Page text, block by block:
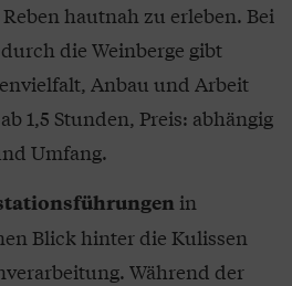
hautnah zu erleben. Bei
die Weinberge gibt
Anbau und Arbeit
1,5 Stunden, Preis: abhängig
Umfang.
in
Blick hinter die Kulissen
Während der